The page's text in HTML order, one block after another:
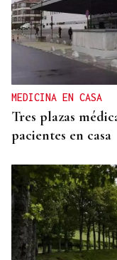
CUENTA CON
Despliegue
atrincherado en
MEDICINA EN CASA
Tres plazas
pacientes en casa